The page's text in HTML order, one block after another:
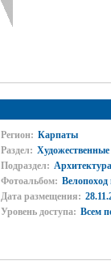
Регион: Карпаты
Раздел: Художественные
Подраздел: Архитектура
Фотоальбом:
Дата размещения:
Уровень доступа: Всем